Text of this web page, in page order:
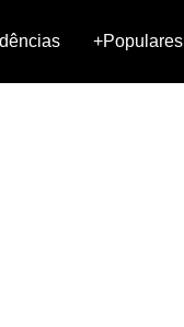
+Populares